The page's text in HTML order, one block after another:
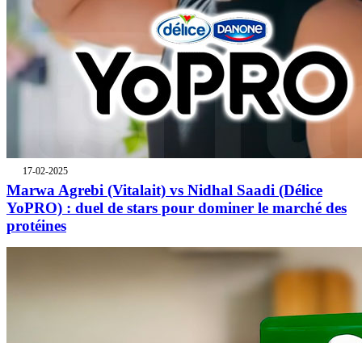
17-02-2025
Marwa Agrebi (Vitalait) vs Nidhal Saadi (Délice
YoPRO) : duel de stars pour dominer le marché des
protéines